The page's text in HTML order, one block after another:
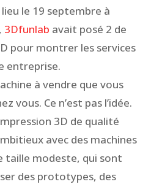
lieu le 19 septembre à
3Dfunlab avait posé 2 de
pour montrer les services
entreprise.
à vendre que vous
vous. Ce n’est pas l’idée.
3D de qualité
avec des machines
taille modeste, qui sont
des prototypes, des